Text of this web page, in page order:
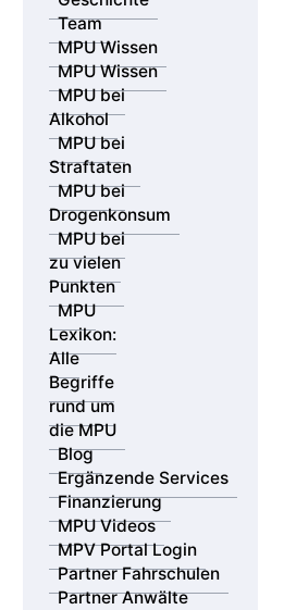
Team
MPU Wissen
MPU Wissen
MPU bei
Alkohol
MPU bei
Straftaten
MPU bei
Drogenkonsum
MPU bei
zu vielen
Punkten
MPU
Lexikon:
Alle
Begriffe
rund um
die MPU
Blog
Ergänzende Services
Finanzierung
MPU Videos
MPV Portal Login
Partner Fahrschulen
Partner Anwälte
auch ohne konkrete
Daneben liegt eine
auch vor, wenn die
unter 1,1 Promille liegt, aber
Mittel hinzukommt.
Abstinenz
Substanz nicht mehr
sind vor allem die
Verzicht auf Alkohol) und
Verzicht auf den Konsum
Rauschmitteln) von
der MPU erforderlich,
zu behaupten, sondern auch
(Alkohol)